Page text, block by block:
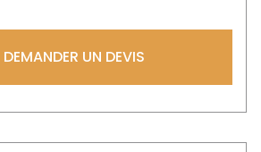
DEMANDER UN DEVIS